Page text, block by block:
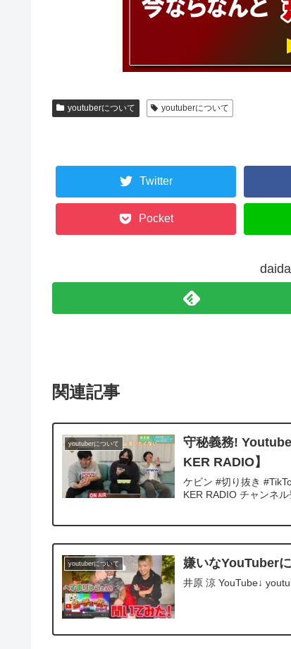
youtuberについて youtuberについて
Twitter
Pocket
関連記事
youtuberについて
守秘義務!
KER RADIO】
ケビン #切り抜き
KER RADIO チャンネ
youtuberについて 嫌いなYouTuber
井原 涼 YouTube↓